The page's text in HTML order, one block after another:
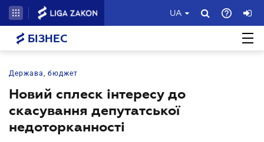
UA
БІЗНЕС
Держава, бюджет
Новий сплеск інтересу до
скасування депутатської
недоторканності